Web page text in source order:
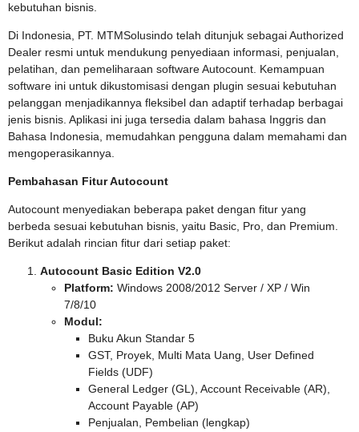
kebutuhan bisnis.
Di Indonesia, PT. MTMSolusindo telah ditunjuk sebagai Authorized
Dealer resmi untuk mendukung penyediaan informasi, penjualan,
pelatihan, dan pemeliharaan software Autocount. Kemampuan
software ini untuk dikustomisasi dengan plugin sesuai kebutuhan
pelanggan menjadikannya fleksibel dan adaptif terhadap berbagai
jenis bisnis. Aplikasi ini juga tersedia dalam bahasa Inggris dan
Bahasa Indonesia, memudahkan pengguna dalam memahami dan
mengoperasikannya.
Pembahasan Fitur Autocount
Autocount menyediakan beberapa paket dengan fitur yang
berbeda sesuai kebutuhan bisnis, yaitu Basic, Pro, dan Premium.
Berikut adalah rincian fitur dari setiap paket:
Autocount Basic Edition V2.0
Platform: Windows 2008/2012 Server / XP / Win
7/8/10
Modul:
Buku Akun Standar 5
GST, Proyek, Multi Mata Uang, User Defined
Fields (UDF)
General Ledger (GL), Account Receivable (AR),
Account Payable (AP)
Penjualan, Pembelian (lengkap)